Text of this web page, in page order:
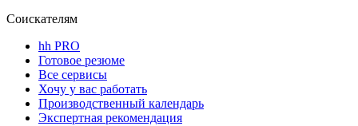
Соискателям
hh PRO
Готовое резюме
Все сервисы
Хочу у вас работать
Производственный календарь
Экспертная рекомендация